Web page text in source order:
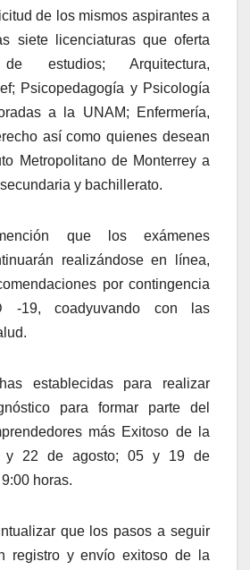
de los mismos aspirantes a
siete licenciaturas que oferta
estudios; Arquitectura,
Psicopedagogía y Psicología
a la UNAM; Enfermería,
así como quienes desean
Metropolitano de Monterrey a
y bachillerato.
que los exámenes
realizándose en línea,
por contingencia
-19, coadyuvando con las
establecidas para realizar
para formar parte del
más Exitoso de la
y 22 de agosto; 05 y 19 de
horas.
que los pasos a seguir
registro y envío exitoso de la